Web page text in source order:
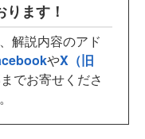
ます！
解説内容のアド
やX（旧
でお寄せくださ